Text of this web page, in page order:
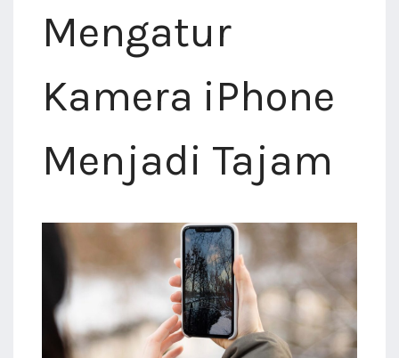
Mengatur
Kamera iPhone
Menjadi Tajam